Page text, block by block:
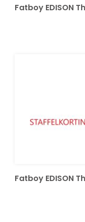
Fatboy EDISON
Fatboy EDISON